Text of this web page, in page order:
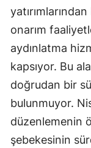
onarım
aydınlatma
kapsıyor. Bu
doğrudan bir
bulunmuyor.
düzenlemenin
şebekesinin